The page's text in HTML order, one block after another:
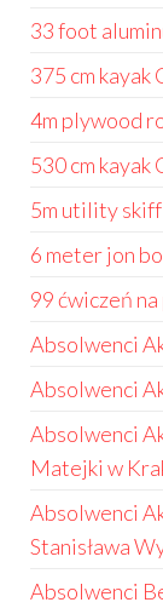
33 foot
375 cm kayak
4m plywood
530 cm kayak
5m utility
6 meter jon
99 ćwiczeń
Absolwenci
Absolwenci
Absolwenci
Matejki w
Absolwenci
Stanisława
Absolwenci